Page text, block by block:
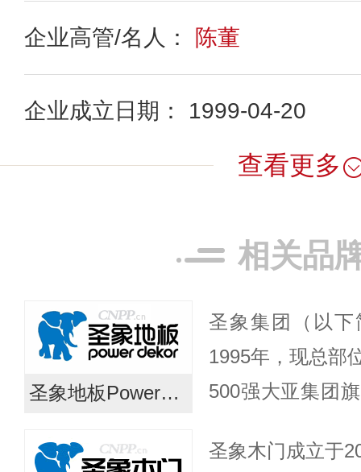
企业高管/名人： 陈董
企业成立日期： 1999-04-20
查看更多
相关品
圣象地板PowerDekor
圣象集团（以下
1995年，现总部
500强大亚集团
000910）的全资
圣象木门成立于